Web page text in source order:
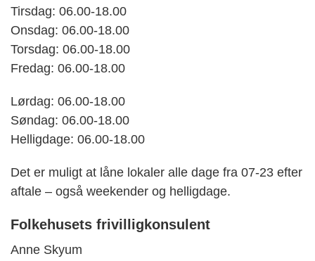
Tirsdag: 06.00-18.00
Onsdag: 06.00-18.00
Torsdag: 06.00-18.00
Fredag: 06.00-18.00
Lørdag: 06.00-18.00
Søndag: 06.00-18.00
Helligdage: 06.00-18.00
Det er muligt at låne lokaler alle dage fra 07-23 efter
aftale – også weekender og helligdage.
Folkehusets frivilligkonsulent
Anne Skyum